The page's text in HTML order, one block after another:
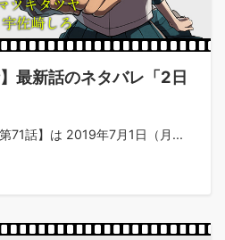
最新話のネタバレ「2日
71話】は 2019年7月1日（月...